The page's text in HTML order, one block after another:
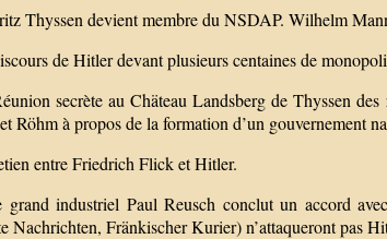
Thyssen devient membre du NSDAP. Wilhelm
de Hitler devant plusieurs centaines de
secrète au Chäteau Landsberg de Thyssen
Röhm à propos de la formation d’un gouvernement
entre Friedrich Flick et Hitler.
industriel Paul Reusch conclut un accord
Nachrichten, Fränkischer Kurier) n’attaqueront pas